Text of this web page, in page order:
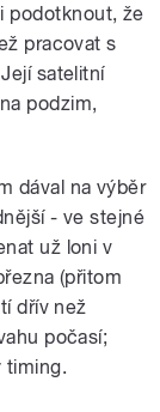
podotknout, že
pracovat s
satelitní
podzim,
dával na výběr
- ve stejné
už loni v
(přitom
dřív než
počasí;
timing.